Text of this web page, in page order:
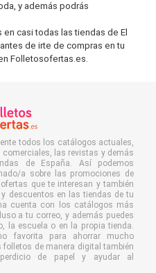
y además podrás
casi todas las tiendas de El
de irte de compras en tu
Folletosofertas.es.
todos los catálogos actuales,
las revistas y demás
de España. Así podemos
a sobre las promociones de
que te interesan y también
descuentos en las tiendas de tu
cuenta con los catálogos más
a tu correo, y además puedes
la escuela o en la propia tienda.
favorita para ahorrar mucho
de manera digital también
de papel y ayudar al